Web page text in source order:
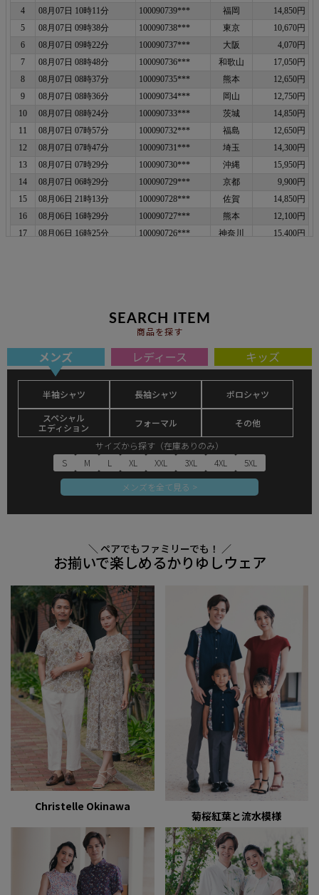
SEARCH ITEM
商品を探す
メンズ レディース キッズ
半袖シャツ 長袖シャツ
ポロシャツ
スペシャル
エディション
フォーマル
その他
サイズから探す（在庫ありのみ）
S
M L XL XXL 3XL 4XL
5XL
メンズを全て見る >
＼ ペアでもファミリーでも！ ／
お揃いで楽しめるかりゆしウェア
Christelle Okinawa
菊桜紅葉と流水模様